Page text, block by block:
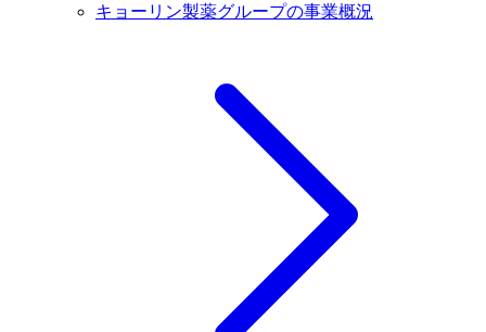
キョーリン製薬グループの事業概況